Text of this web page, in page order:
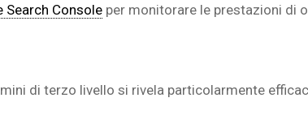
Search Consoleper monitorare le prestazioni di
di terzo livello si rivela particolarmente